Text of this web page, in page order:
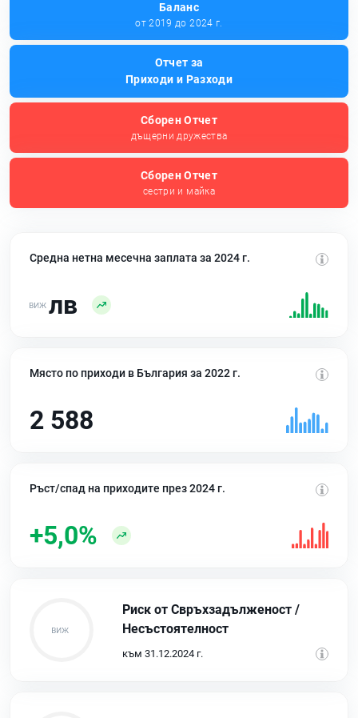
Баланс
от 2019 до 2024 г.
Отчет за
Приходи и Разходи
Сборен Отчет
дъщерни дружества
Сборен Отчет
сестри и майка
Средна нетна месечна заплата за 2024 г.
лв
Място по приходи в България за 2022 г.
2 588
Ръст/спад на приходите през 2024 г.
+5,0%
Риск от Свръхзадълженост /
Несъстоятелност
към 31.12.2024 г.